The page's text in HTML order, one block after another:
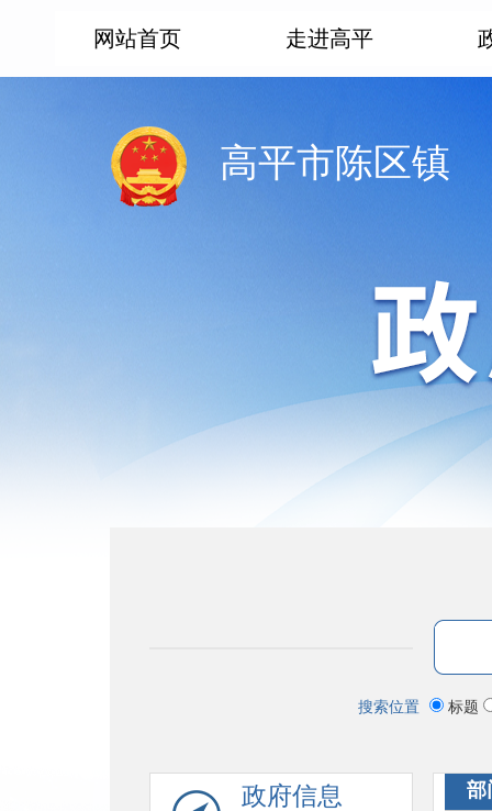
网站首页 走进高平
高平市陈区镇
搜索位置 标题
政府信息
部